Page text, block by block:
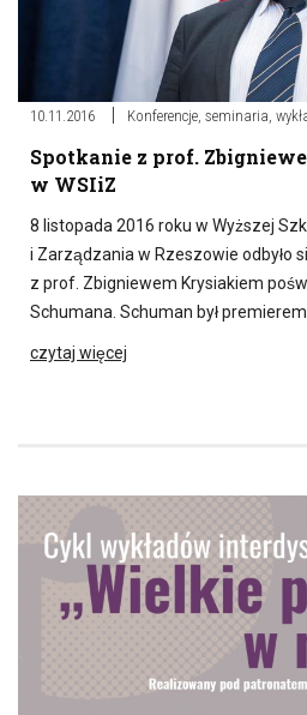
10.11.2016 Konferencje, seminaria,
Spotkanie z prof.
w WSIiZ
8 listopada 2016 roku w Wyższej
i Zarządzania w Rzeszowie odbyło
z prof. Zbigniewem Krysiakiem
Schumana. Schuman był
czytaj więcej